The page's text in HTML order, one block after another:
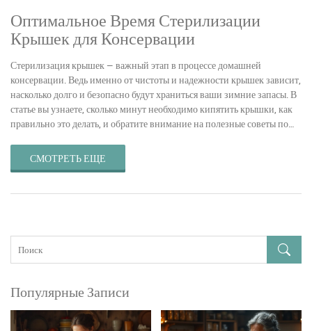
Оптимальное Время Стерилизации
Крышек для Консервации
Стерилизация крышек — важный этап в процессе домашней
консервации. Ведь именно от чистоты и надежности крышек зависит,
насколько долго и безопасно будут храниться ваши зимние запасы. В
статье вы узнаете, сколько минут необходимо кипятить крышки, как
правильно это делать, и обратите внимание на полезные советы по
СМОТРЕТЬ ЕЩЕ
Популярные Записи